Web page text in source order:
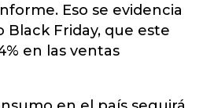
Eso se evidencia
Black Friday, que este
en las ventas